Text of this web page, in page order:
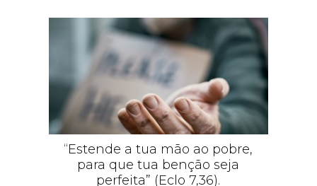
“Estende a tua mão ao pobre,
para que tua benção seja
perfeita” (Eclo 7,36).